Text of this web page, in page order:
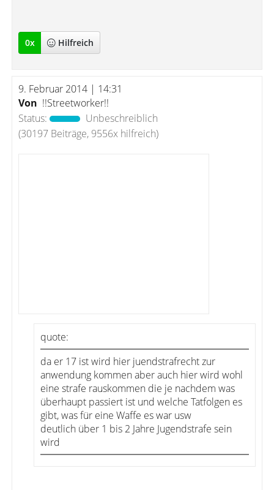
0x Hilfreich
9. Februar 2014 | 14:31
Von !!Streetworker!!
Status:
Unbeschreiblich
(30197 Beiträge, 9556x hilfreich)
quote:
da er 17 ist wird hier juendstrafrecht zur
anwendung kommen aber auch hier wird wohl
eine strafe rauskommen die je nachdem was
überhaupt passiert ist und welche Tatfolgen es
gibt, was für eine Waffe es war usw
deutlich über 1 bis 2 Jahre Jugendstrafe sein
wird